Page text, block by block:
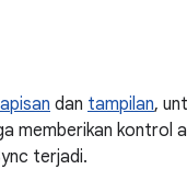
dan tampilan,
memberikan kontrol
terjadi.